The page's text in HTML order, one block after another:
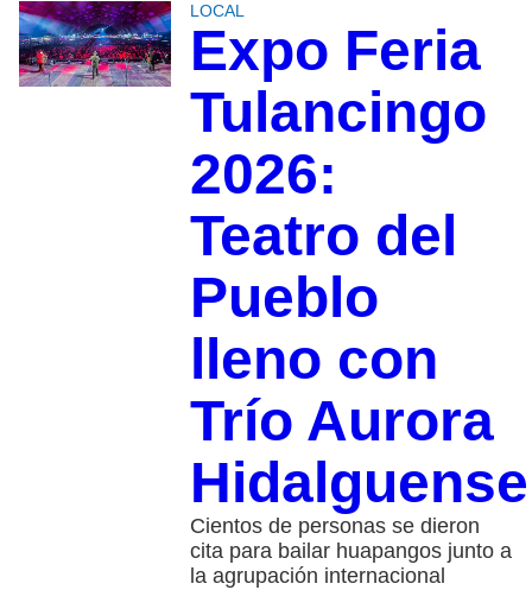
LOCAL
Expo Feria
Tulancingo
2026:
Teatro del
Pueblo
lleno con
Trío Aurora
Hidalguense
Cientos de personas se dieron
cita para bailar huapangos junto a
la agrupación internacional